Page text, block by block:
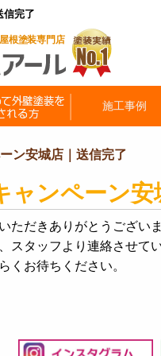
信完了
ン安城店｜送信完了
ャンペーン安
ただきありがとうございま
スタッフより連絡させて
くお待ちください。